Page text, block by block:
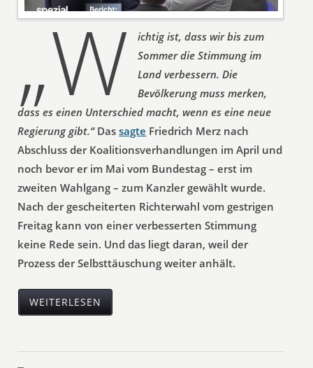
„W
ichtig ist, dass wir bis zum
Sommer die Stimmung im
Land verbessern. Die
Bevölkerung muss merken,
dass es einen Unterschied macht, wenn es eine neue
Regierung gibt.“Dassagte Friedrich Merz nach
Abschluss der Koalitionsverhandlungen im April und
noch bevor er im Mai vom Bundestag – erst im
zweiten Wahlgang – zum Kanzler gewählt wurde.
Nach der gescheiterten Richterwahl vom gestrigen
Freitag kann von einer verbesserten Stimmung
keine Rede sein. Und das liegt daran, weil der
Prozess der Selbsttäuschung weiter anhält.
WEITERLESEN